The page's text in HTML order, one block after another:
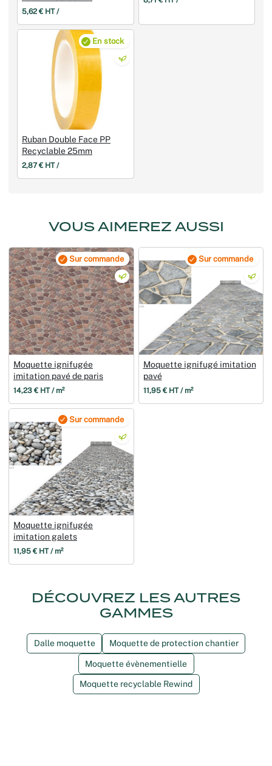
5,62 € HT /
En stock
Ruban Double Face PP
Recyclable 25mm
2,87 € HT /
VOUS AIMEREZ AUSSI
Sur commande
Moquette ignifugée
imitation pavé de paris
14,23 € HT / m²
Sur commande
Moquette ignifugé imitation
pavé
11,95 € HT / m²
Sur commande
Moquette ignifugée
imitation galets
11,95 € HT / m²
DÉCOUVREZ LES AUTRES
GAMMES
Dalle moquette Moquette de protection chantier
Moquette évènementielle
Moquette recyclable Rewind